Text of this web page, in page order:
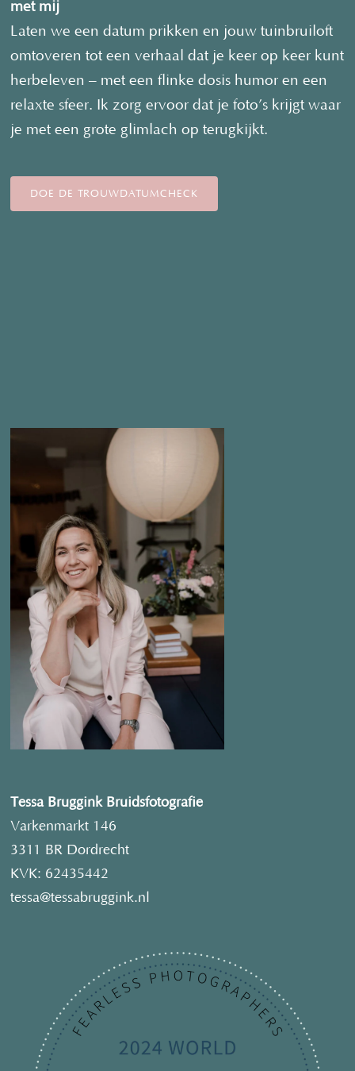
met mij
Laten we een datum prikken en jouw tuinbruiloft
omtoveren tot een verhaal dat je keer op keer kunt
herbeleven – met een flinke dosis humor en een
relaxte sfeer. Ik zorg ervoor dat je foto’s krijgt waar
je met een grote glimlach op terugkijkt.
DOE DE TROUWDATUMCHECK
Tessa Bruggink Bruidsfotografie
Varkenmarkt 146
3311 BR Dordrecht
KVK: 62435442
tessa@tessabruggink.nl